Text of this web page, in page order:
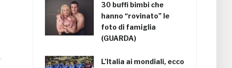
30 buffi bimbi che
hanno “rovinato” le
foto di famiglia
(GUARDA)
L’Italia ai mondiali, ecco